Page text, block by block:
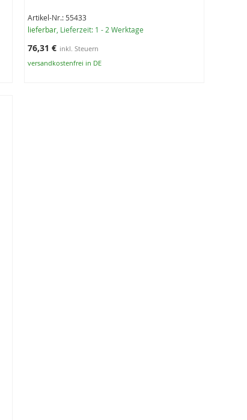
Artikel-Nr.: 55433
lieferbar , Lieferzeit: 1 - 2 Werktage
76,31 €
versandkostenfrei in DE